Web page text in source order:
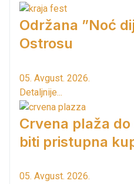
Održana ”Noć
Ostrosu
05. Avgust. 2026.
Detaljnije...
Crvena plaža
biti pristupna
05. Avgust. 2026.